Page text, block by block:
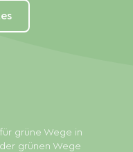
grüne Wege in
grünen Wege